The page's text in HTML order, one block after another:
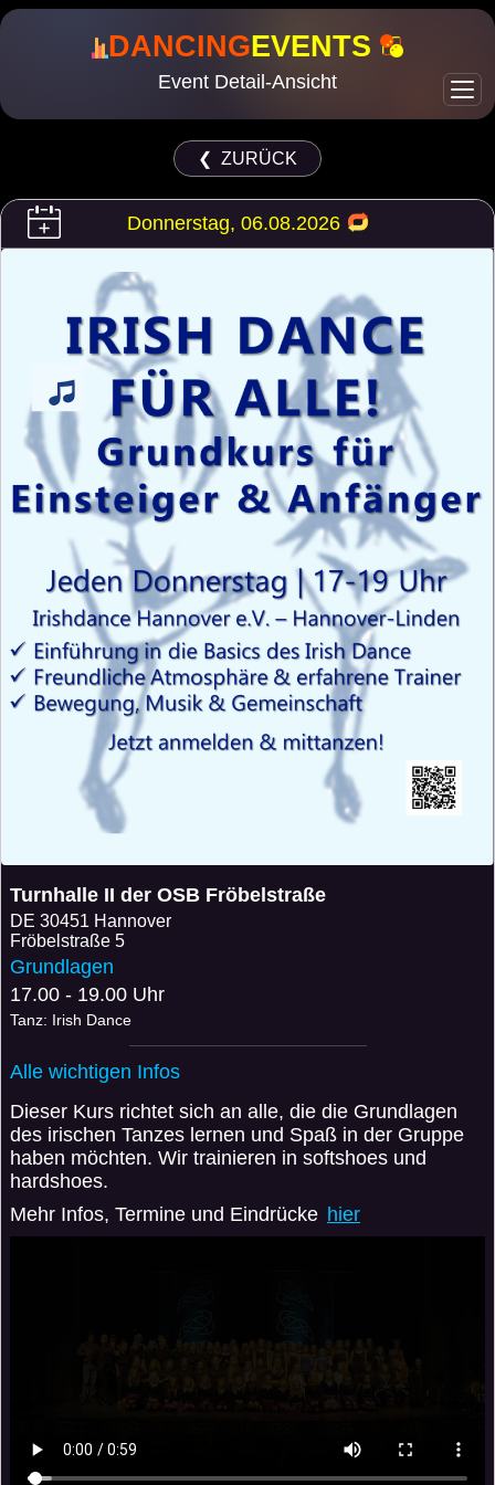
DANCINGEVENTS
Event Detail-Ansicht
❮ ZURÜCK
Donnerstag, 06.08.2026
Turnhalle II der OSB Fröbelstraße
DE 30451 Hannover
Fröbelstraße 5
Grundlagen
17.00 - 19.00 Uhr
Tanz: Irish Dance
Alle wichtigen Infos
Dieser Kurs richtet sich an alle, die die Grundlagen
des irischen Tanzes lernen und Spaß in der Gruppe
haben möchten. Wir trainieren in softshoes und
hardshoes.
Mehr Infos, Termine und Eindrücke hier